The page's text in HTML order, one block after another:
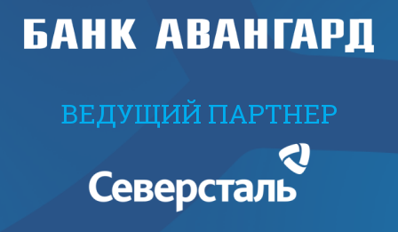
ВЕДУЩИЙ ПАРТНЕР